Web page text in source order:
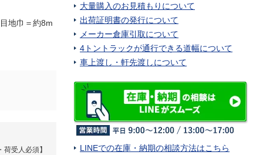
地巾＝約8m
受人必須】
大量購入のお見積もりについて
出荷証明書の発行について
メーカー倉庫引取について
4トントラックが通行できる道幅について
車上渡し・軒先渡しについて
LINEでの在庫・納期の相談方法はこちら